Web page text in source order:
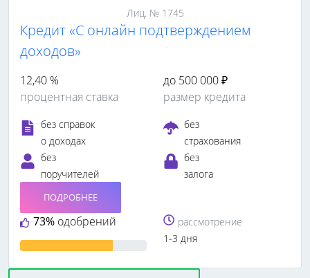
Лиц. № 1745
Кредит «С онлайн подтверждением
доходов»
12,40 %
процентная ставка
до 500 000 ₽
размер кредита
без справок
о доходах
без
страхования
без
поручителей
без
залога
73% одобрений
ПОДРОБНЕЕ
рассмотрение
1-3 дня